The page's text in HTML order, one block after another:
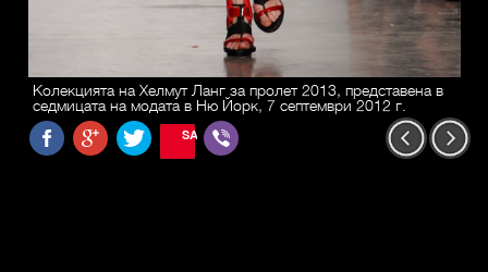
Колекцията на Хелмут Ланг за пролет 2013, представена в
седмицата на модата в Ню Йорк, 7 септември 2012 г.
SAVE